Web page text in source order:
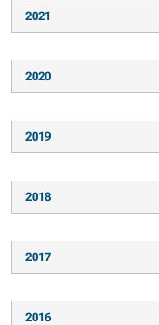
2021
2020
2019
2018
2017
2016